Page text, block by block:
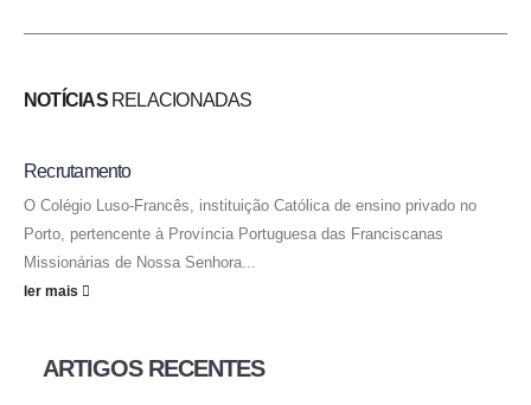
NOTÍCIASRELACIONADAS
Recrutamento
O Colégio Luso-Francês, instituição Católica de ensino privado no
Porto, pertencente à Província Portuguesa das Franciscanas
Missionárias de Nossa Senhora...
ler mais
ARTIGOS RECENTES